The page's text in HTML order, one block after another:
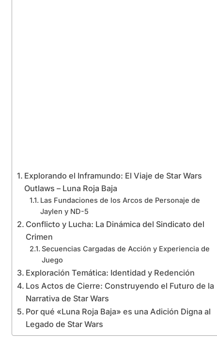
Explorando el Inframundo: El Viaje de Star Wars
Outlaws – Luna Roja Baja
Las Fundaciones de los Arcos de Personaje de
Jaylen y ND-5
Conflicto y Lucha: La Dinámica del Sindicato del
Crimen
Secuencias Cargadas de Acción y Experiencia de
Juego
Exploración Temática: Identidad y Redención
Los Actos de Cierre: Construyendo el Futuro de la
Narrativa de Star Wars
Por qué «Luna Roja Baja» es una Adición Digna al
Legado de Star Wars